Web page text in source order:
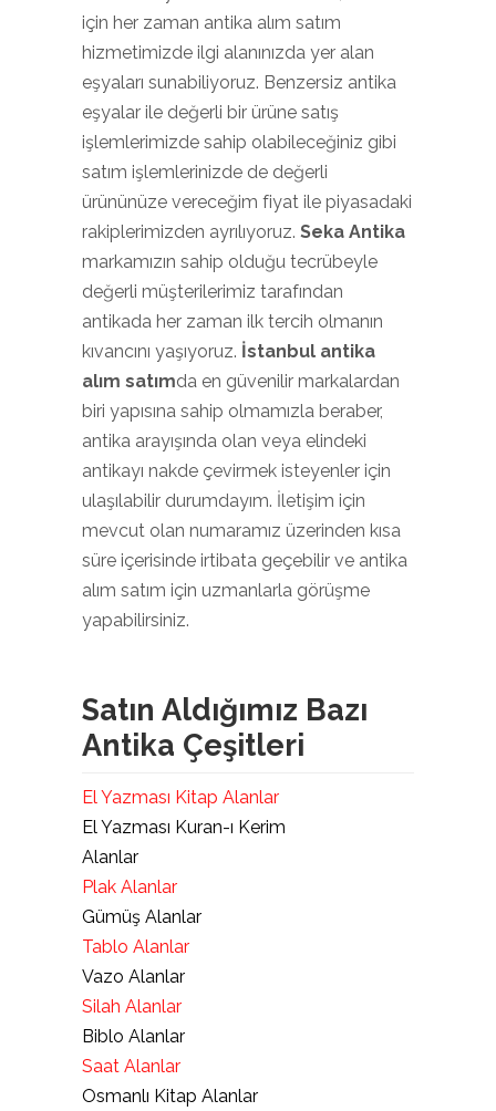
için her zaman antika alım satım
hizmetimizde ilgi alanınızda yer alan
eşyaları sunabiliyoruz. Benzersiz antika
eşyalar ile değerli bir ürüne satış
işlemlerimizde sahip olabileceğiniz gibi
satım işlemlerinizde de değerli
ürününüze vereceğim fiyat ile piyasadaki
rakiplerimizden ayrılıyoruz. Seka Antika
markamızın sahip olduğu tecrübeyle
değerli müşterilerimiz tarafından
antikada her zaman ilk tercih olmanın
kıvancını yaşıyoruz. İstanbul antika
alım satımda en güvenilir markalardan
biri yapısına sahip olmamızla beraber,
antika arayışında olan veya elindeki
antikayı nakde çevirmek isteyenler için
ulaşılabilir durumdayım. İletişim için
mevcut olan numaramız üzerinden kısa
süre içerisinde irtibata geçebilir ve antika
alım satım için uzmanlarla görüşme
yapabilirsiniz.
Satın Aldığımız Bazı
Antika Çeşitleri
El Yazması Kitap Alanlar
El Yazması Kuran-ı Kerim
Alanlar
Plak Alanlar
Gümüş Alanlar
Tablo Alanlar
Vazo Alanlar
Silah Alanlar
Biblo Alanlar
Saat Alanlar
Osmanlı Kitap Alanlar